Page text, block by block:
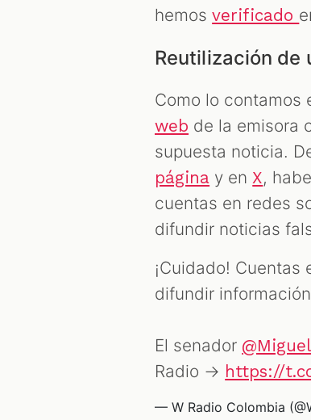
hemosverificado
Reutilización de
Como lo contamos
web de la emisora
supuesta noticia.
página y en X,
cuentas en redes
difundir noticias
¡Cuidado!
difundir
El senador
Radio → https://
— W Radio Colombia